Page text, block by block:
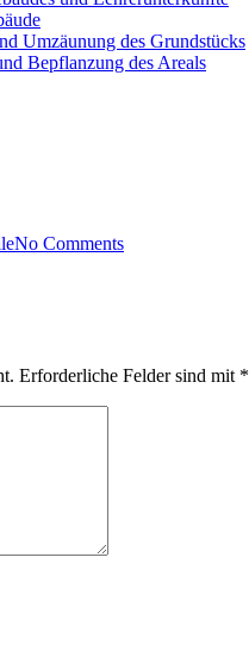
Umzäunung des Grundstücks
Bepflanzung des Areals
No Comments
Erforderliche Felder sind mit *